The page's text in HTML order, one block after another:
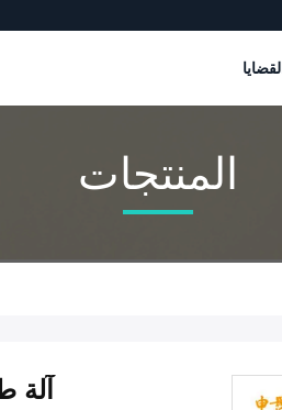
القضايا
المنتجات
آلة